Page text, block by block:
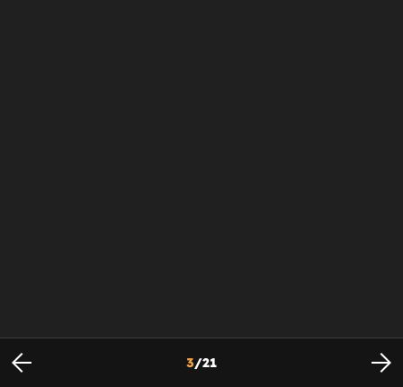
3/21